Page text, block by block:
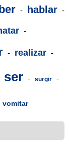
- hablar -
-
- realizar -
ser - surgir -
vomitar